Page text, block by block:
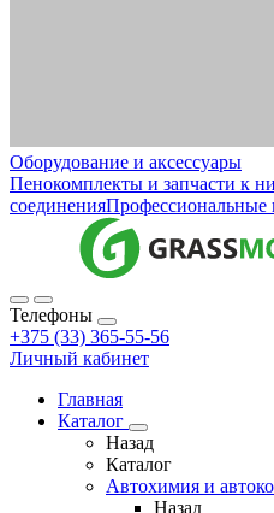
Оборудование и аксессуары
Пенокомплекты и запчасти к
соединенияПрофессиональные
Телефоны
+375 (33) 365-55-56
Личный кабинет
Главная
Каталог
Назад
Каталог
Автохимия и
Назад